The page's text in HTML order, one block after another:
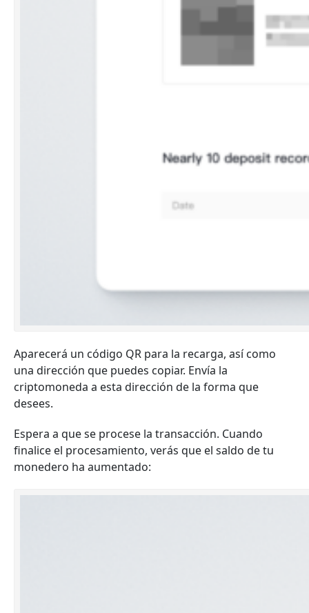
Aparecerá un código QR para la recarga, así como
una dirección que puedes copiar. Envía la
criptomoneda a esta dirección de la forma que
desees.
Espera a que se procese la transacción. Cuando
finalice el procesamiento, verás que el saldo de tu
monedero ha aumentado: